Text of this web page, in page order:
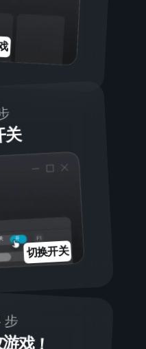
关
开
切换开关
步
戏！